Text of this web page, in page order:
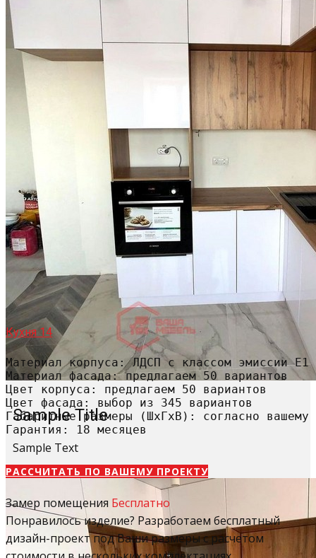
Sample Title
Sample Text
Кухня 14
Материал корпуса: ЛДСП с классом эмиссии Е1
Материал фасада: предлагаем 50 вариантов
Цвет корпуса: предлагаем 50 вариантов
Цвет фасада: выбор из 345 вариантов
Габаритные размеры (ШхГхВ): согласно вашему
Гарантия: 18 месяцев
РАССЧИТАТЬ​ ПО ВАШЕМУ ПРОЕКТУ
Замер помещения Бесплатно
Понравилось изделие? Разработаем бесплатный
дизайн-проект под Ваши размеры с расчетом